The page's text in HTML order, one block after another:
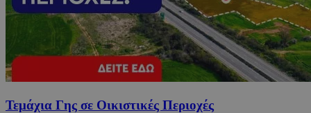
Τεμάχια Γης σε Οικιστικές Περιοχές